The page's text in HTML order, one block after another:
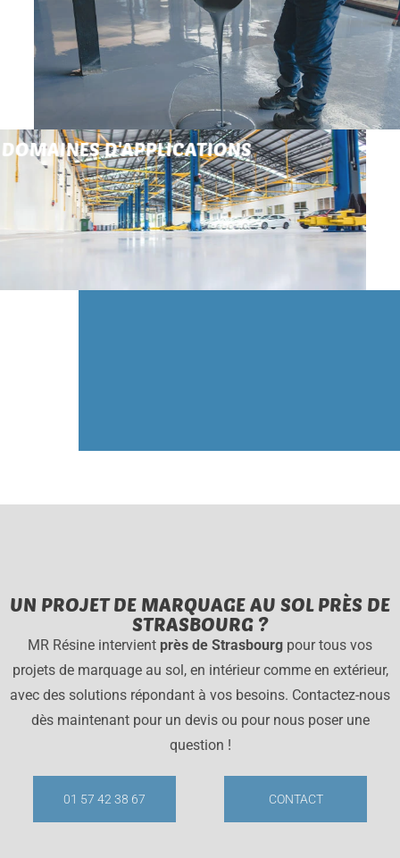
DOMAINES D'APPLICATIONS
UN PROJET DE MARQUAGE AU SOL PRÈS DE
STRASBOURG ?
MR Résine intervient près de Strasbourg pour tous vos
projets de marquage au sol, en intérieur comme en extérieur,
avec des solutions répondant à vos besoins. Contactez-nous
dès maintenant pour un devis ou pour nous poser une
question !
01 57 42 38 67 CONTACT